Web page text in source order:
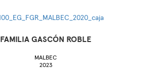
FAMILIA GASCÓN ROBLE
MALBEC
2023